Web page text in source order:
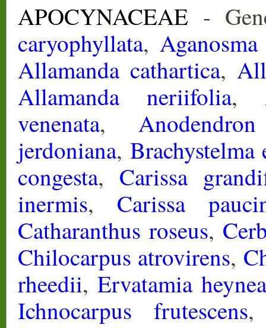
APOCYNACEAE -
caryophyllata,
Allamanda cathartica,
Allamanda neriifolia,
venenata,
jerdoniana, Brachystelma
congesta, Carissa
inermis, Carissa
Catharanthus roseus,
Chilocarpus atrovirens,
rheedii, Ervatamia
Ichnocarpus frutescens